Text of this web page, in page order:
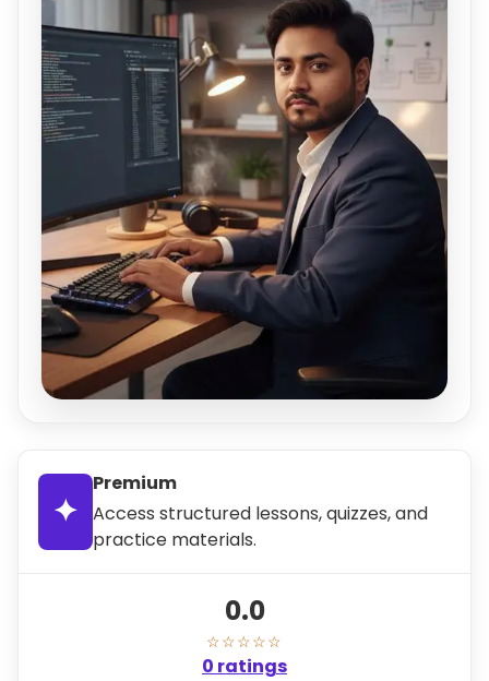
✦
Premium
Access structured lessons, quizzes, and
practice materials.
0.0
☆☆☆☆☆
0 ratings